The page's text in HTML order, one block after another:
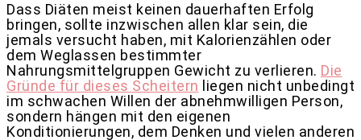
Dass Diäten meist keinen dauerhaften Erfolg
bringen, sollte inzwischen allen klar sein, die
jemals versucht haben, mit Kalorienzählen oder
dem Weglassen bestimmter
Nahrungsmittelgruppen Gewicht zu verlieren. Die
Gründe für dieses Scheitern liegen nicht unbedingt
im schwachen Willen der abnehmwilligen Person,
sondern hängen mit den eigenen
Konditionierungen, dem Denken und vielen anderen